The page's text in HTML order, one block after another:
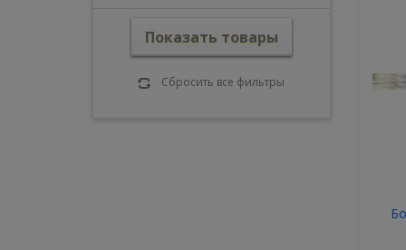
Показать товары
Сбросить все фильтры